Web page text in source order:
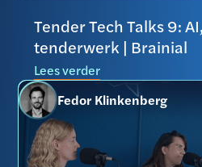
Tender Tech Talks 9:
tenderwerk | Brainial
Lees verder
Fedor Klinkenberg